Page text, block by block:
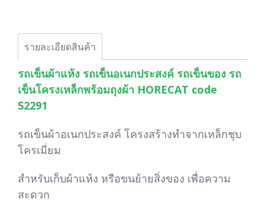
รายละเอียดสินค้า
รถเข็นผ้าแห้ง รถเข็นอเนกประสงค์ รถเข็นของ รถ
เข็นโครงเหล็กพร้อมถุงผ้า HORECAT code
52291
รถเข็นผ้าอเนกประสงค์ โครงสร้างทำจากเหล็กชุบ
โครเมี่ยม
สำหรับเก็บผ้าแห้ง หรือขนย้ายสิ่งของ เพื่อความ
สะดวก